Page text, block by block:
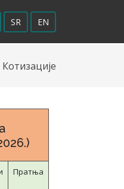
SR EN
Котизације
Пратња